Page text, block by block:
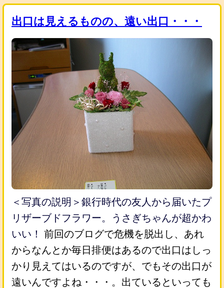
出口は見えるものの、遠い出口・・・
＜写真の説明＞銀行時代の友人から届いたプ
リザーブドフラワー。うさぎちゃんが超かわ
いい！
前回のブログで危機を脱出し、あれ
からなんとか毎日排便はあるので出口はしっ
かり見えてはいるのですが、でもその出口が
遠いんですよね・・・。出ているといっても